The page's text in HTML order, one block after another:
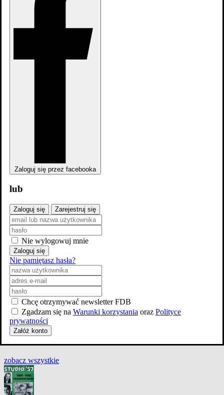
zobacz wszystkie
Zaloguj się przez facebooka
lub
Zaloguj się Zarejestruj się
Nie wylogowuj mnie
Zaloguj się
Nie pamiętasz hasła?
Chcę otrzymywać newsletter FDB
Zgadzam się na Warunki korzystania oraz Polityce
prywatności
Załóż konto